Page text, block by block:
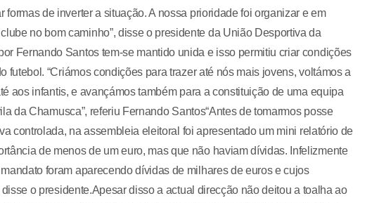
de inverter a situação. A nossa prioridade foi organizar e em
no bom caminho”, disse o presidente da União Desportiva da
Fernando Santos tem-se mantido unida e isso permitiu criar condições
futebol. “Criámos condições para trazer até nós mais jovens, voltámos a
aos infantis, e avançámos também para a constituição de uma equipa
da Chamusca”, referiu Fernando Santos“Antes de tomarmos posse
controlada, na assembleia eleitoral foi apresentado um mini relatório de
de menos de um euro, mas que não haviam dívidas. Infelizmente
foram aparecendo dívidas de milhares de euros e cujos
o presidente.Apesar disso a actual direcção não deitou a toalha ao